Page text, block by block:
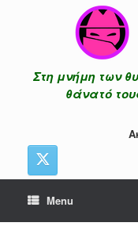
Στη μνήμη των
θάνατό
Menu